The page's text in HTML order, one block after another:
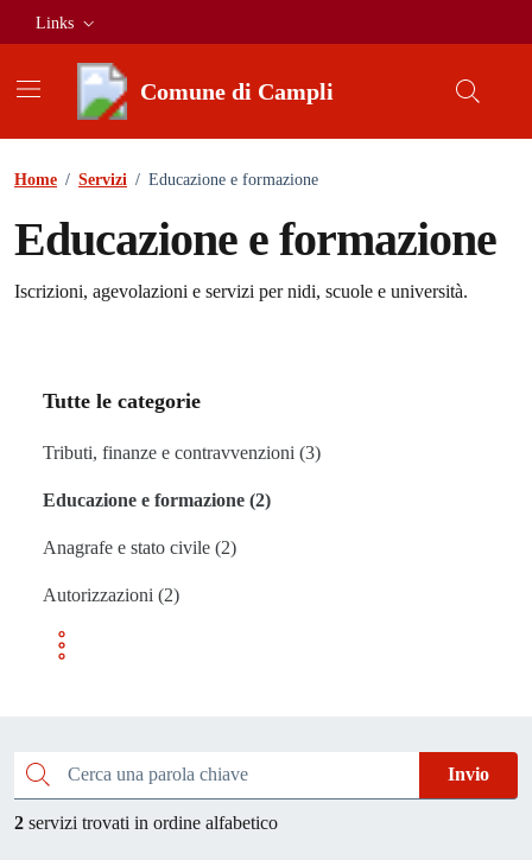
Vai ai contenuti
Vai al footer
Links
Comune di Campli
Home / Servizi / Educazione e formazione
Educazione e formazione
Dettagli tipologia servizi
Iscrizioni, agevolazioni e servizi per nidi, scuole e università.
Tutte le categorie
Tributi, finanze e contravvenzioni (3)
Educazione e formazione (2)
Anagrafe e stato civile (2)
Autorizzazioni (2)
Cerca una parola chiave Invio
2 servizi trovati in ordine alfabetico